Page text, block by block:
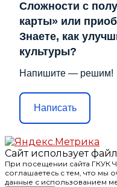
Сложности с
карты» или
Знаете, как
культуры?
Напишите — решим!
Написать
Сайт использует
При посещении сайта ГКУК
соглашаетесь с тем, что мы
данные с использованием